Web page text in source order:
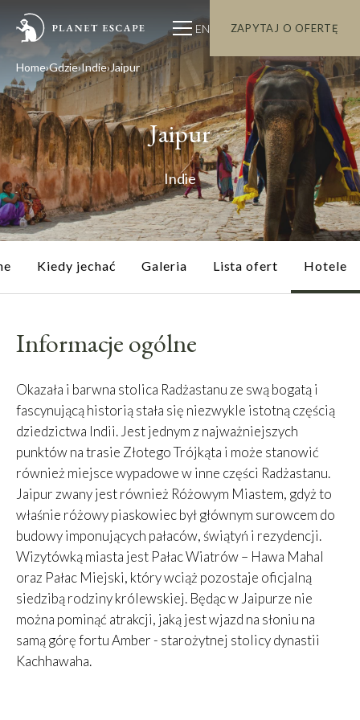
EN ZAPYTAJ O OFERTĘ
Home Gdzie Indie Jaipur
Jaipur
Indie
Kiedy jechać Galeria Lista ofert Hotele
Informacje ogólne
Okazała i barwna stolica Radżastanu ze swą bogatą i
fascynującą historią stała się niezwykle istotną częścią
dziedzictwa Indii. Jest jednym z najważniejszych
punktów na trasie Złotego Trójkąta i może stanowić
również miejsce wypadowe w inne części Radżastanu.
Jaipur zwany jest również Różowym Miastem, gdyż to
właśnie różowy piaskowiec był głównym surowcem do
budowy imponujących pałaców, świątyń i rezydencji.
Wizytówką miasta jest Pałac Wiatrów – Hawa Mahal
oraz Pałac Miejski, który wciąż pozostaje oficjalną
siedzibą rodziny królewskiej. Będąc w Jaipurze nie
można pominąć atrakcji, jaką jest wjazd na słoniu na
samą górę fortu Amber - starożytnej stolicy dynastii
Kachhawaha.